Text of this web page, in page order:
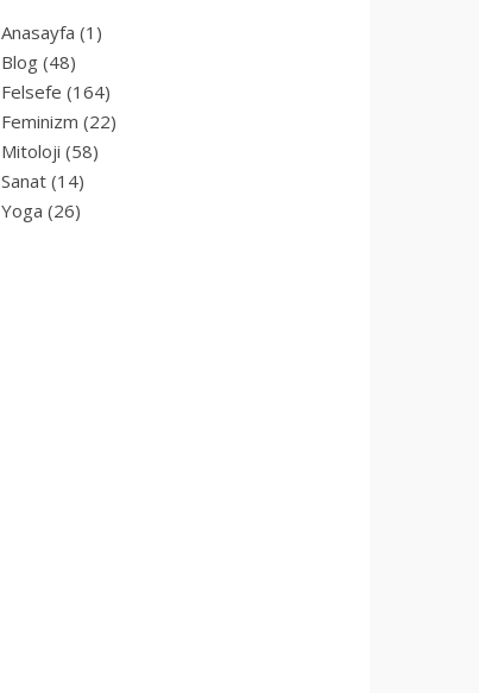
Anasayfa (1)
Blog (48)
Felsefe (164)
Feminizm (22)
Mitoloji (58)
Sanat (14)
Yoga (26)